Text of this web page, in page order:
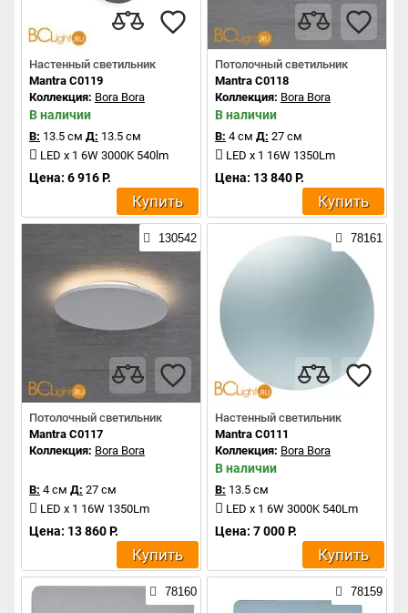
Настенный светильник
Mantra C0119
Коллекция: Bora Bora
В наличии
В: 13.5 см Д: 13.5 см
LED x 1 6W 3000K 540lm
Цена: 6 916 Р.
Купить
Потолочный светильник
Mantra C0118
Коллекция: Bora Bora
В наличии
В: 4 см Д: 27 см
LED x 1 16W 1350Lm
Цена: 13 840 Р.
Купить
130542
Потолочный светильник
Mantra C0117
Коллекция: Bora Bora
В: 4 см Д: 27 см
LED x 1 16W 1350Lm
Цена: 13 860 Р.
Купить
78161
Настенный светильник
Mantra C0111
Коллекция: Bora Bora
В наличии
В: 13.5 см
LED x 1 6W 3000K 540Lm
Цена: 7 000 Р.
Купить
78160 78159